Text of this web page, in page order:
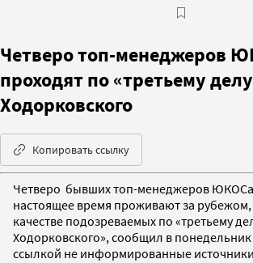
Четверо топ-менеджеров
проходят по «третьему
Ходорковского
Копировать ссылку
Четверо бывших топ-менеджеров
настоящее время проживают за рубежом,
качестве подозреваемых по «третьему
Ходорковского», сообщил в понедельник
ссылкой не информированные